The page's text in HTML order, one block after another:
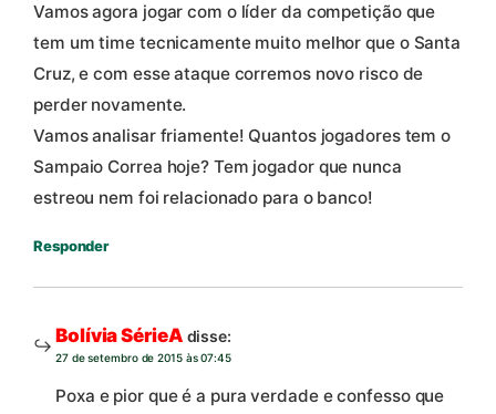
Vamos agora jogar com o líder da competição que
tem um time tecnicamente muito melhor que o Santa
Cruz, e com esse ataque corremos novo risco de
perder novamente.
Vamos analisar friamente! Quantos jogadores tem o
Sampaio Correa hoje? Tem jogador que nunca
estreou nem foi relacionado para o banco!
Responder
Bolívia SérieA disse:
27 de setembro de 2015 às 07:45
Poxa e pior que é a pura verdade e confesso que